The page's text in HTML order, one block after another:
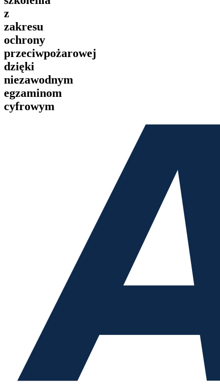
z
zakresu
ochrony
przeciwpożarowej
dzięki
niezawodnym
egzaminom
cyfrowym